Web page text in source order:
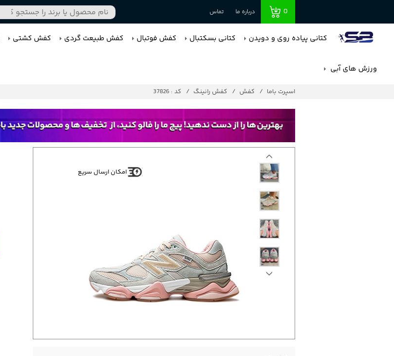
0 درباره ما تماس
کتانی پیاده روی و دویدن کتانی بسکتبال کفش فوتبال کفش طبیعت گردی کفش کشتی
ورزش های آبی
اسپرت باما کفش کفش رانینگ کد : 37826
امکان ارسال سریع